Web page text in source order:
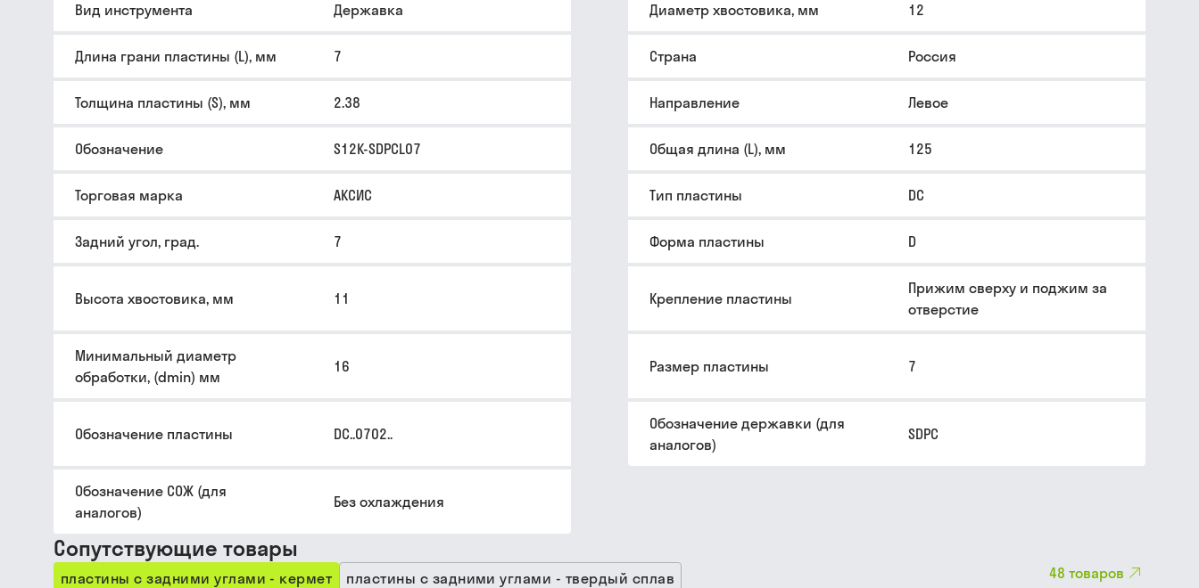
Вид инструмента Державка Диаметр хвостовика, мм 12
Длина грани пластины (L), мм 7 Страна Россия
Толщина пластины (S), мм 2.38 Направление Левое
Обозначение S12K-SDPCL07 Общая длина (L), мм 125
Торговая марка АКСИС Тип пластины DC
Задний угол, град. 7 Форма пластины D
Высота хвостовика, мм 11 Крепление пластины
Прижим сверху и поджим за
отверстие
Минимальный диаметр
обработки, (dmin) мм
16 Размер пластины 7
Обозначение пластины DC..0702..
Обозначение державки (для
аналогов)
SDPC
Обозначение СОЖ (для
аналогов)
Без охлаждения
Сопутствующие товары
пластины с задними углами - кермет пластины с задними углами - твердый сплав 48 товаров